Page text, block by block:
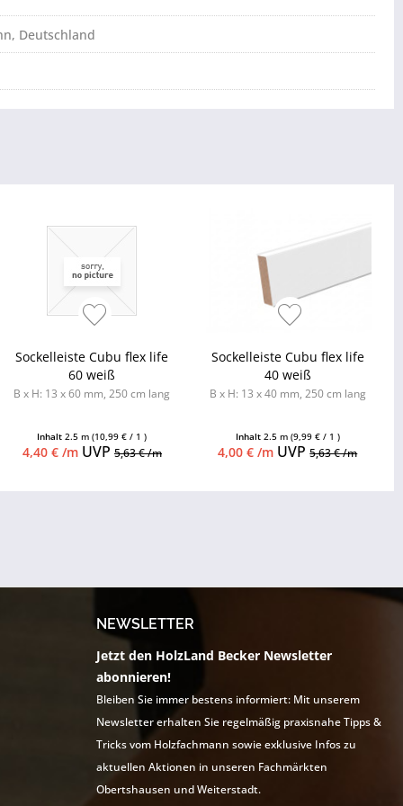
Deutschland
Sockelleiste Cubu flex life
60 weiß
B x H: 13 x 60 mm, 250 cm lang
Inhalt2.5 m(10,99 € / 1 )
4,40 € /mUVP 5,63 € /m
Sockelleiste Cubu flex life
40 weiß
B x H: 13 x 40 mm, 250 cm lang
Inhalt 2.5 m (9,99 € / 1 )
4,00 € /m UVP5,63 € /m
NEWSLETTER
Jetzt den HolzLand Becker Newsletter
abonnieren!
Bleiben Sie immer bestens informiert: Mit unserem
Newsletter erhalten Sie regelmäßig praxisnahe Tipps &
Tricks vom Holzfachmann sowie exklusive Infos zu
aktuellen Aktionen in unseren Fachmärkten
Obertshausen und Weiterstadt.